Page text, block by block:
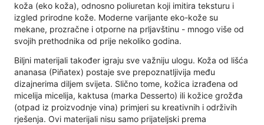
koža (eko koža), odnosno poliuretan koji imitira teksturu i
izgled prirodne kože. Moderne varijante eko-kože su
mekane, prozračne i otporne na prljavštinu - mnogo više od
svojih prethodnika od prije nekoliko godina.
Biljni materijali također igraju sve važniju ulogu. Koža od lišća
ananasa (Piñatex) postaje sve prepoznatljivija među
dizajnerima diljem svijeta. Slično tome, kožica izrađena od
micelija micelija, kaktusa (marka Desserto) ili kožice grožđa
(otpad iz proizvodnje vina) primjeri su kreativnih i održivih
rješenja. Ovi materijali nisu samo prijateljski prema